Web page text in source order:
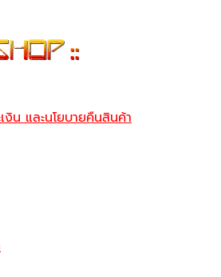
งิน และนโยบายคืนสินค้า